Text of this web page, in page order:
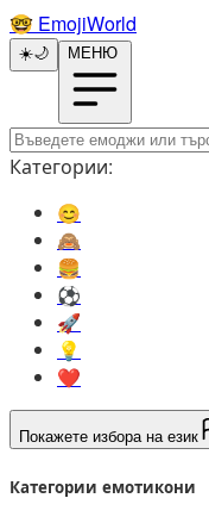
🤓️ EmojiWorld
☀️🌙 МЕНЮ
Категории:
😊️
🙈️
🍔️
⚽️
🚀️
💡️
❤️
Покажете избора на език
Категории емотикони